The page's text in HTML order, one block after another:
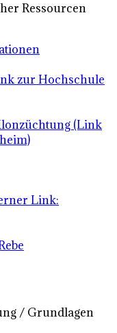
Ressourcen
zur Hochschule
(Link
Link:
/ Grundlagen